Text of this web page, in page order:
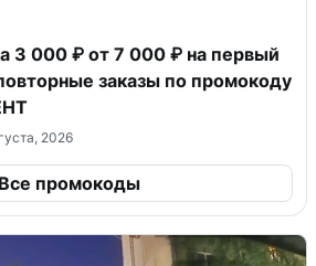
3 000 ₽ от 7 000 ₽ на первый
заказы по промокоду
2026
Все промокоды